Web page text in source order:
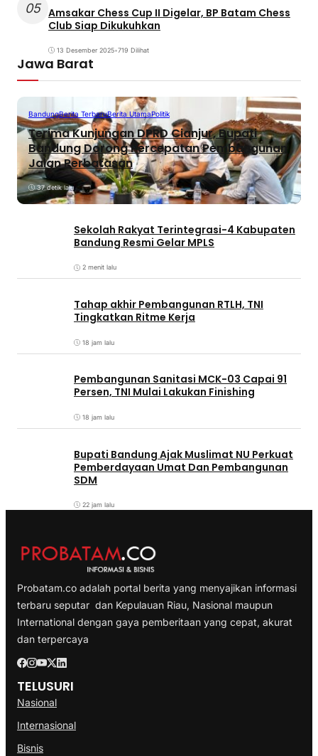
05 Amsakar Chess Cup II Digelar, BP Batam Chess
Club Siap Dikukuhkan
13 Desember 2025•719 Dilihat
Jawa Barat
BandungBerita TerbaruBerita UtamaPolitik
Terima Kunjungan DPRD Cianjur, Bupati
Bandung Dorong Percepatan Pembangunan
Jalan Perbatasan
37 detik lalu
Sekolah Rakyat Terintegrasi-4 Kabupaten
Bandung Resmi Gelar MPLS
2 menit lalu
Tahap akhir Pembangunan RTLH, TNI
Tingkatkan Ritme Kerja
18 jam lalu
Pembangunan Sanitasi MCK-03 Capai 91
Persen, TNI Mulai Lakukan Finishing
18 jam lalu
Bupati Bandung Ajak Muslimat NU Perkuat
Pemberdayaan Umat Dan Pembangunan
SDM
22 jam lalu
Probatam.co adalah portal berita yang menyajikan informasi
terbaru seputar dan Kepulauan Riau, Nasional maupun
International dengan gaya pemberitaan yang cepat, akurat
dan terpercaya
TELUSURI
Nasional
Internasional
Bisnis